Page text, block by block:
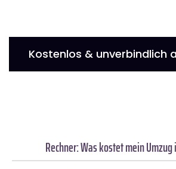
Kostenlos & unverbindlich
Rechner: Was kostet mein Umzug